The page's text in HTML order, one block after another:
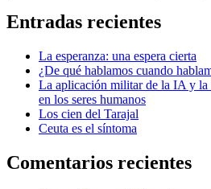
Entradas recientes
La esperanza: una espera cierta
¿De qué hablamos cuando
La aplicación militar de la IA y la
en los seres humanos
Los cien del Tarajal
Ceuta es el síntoma
Comentarios recientes